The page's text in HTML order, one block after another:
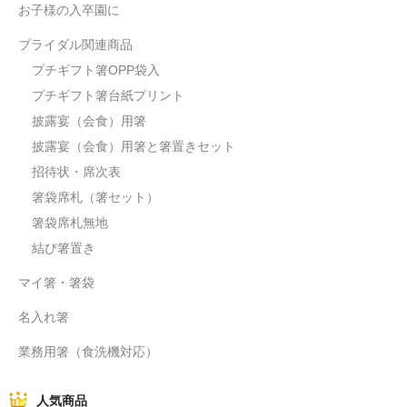
お子様の入卒園に
ブライダル関連商品
プチギフト箸OPP袋入
プチギフト箸台紙プリント
披露宴（会食）用箸
披露宴（会食）用箸と箸置きセット
招待状・席次表
箸袋席札（箸セット）
箸袋席札無地
結び箸置き
マイ箸・箸袋
名入れ箸
業務用箸（食洗機対応）
人気商品